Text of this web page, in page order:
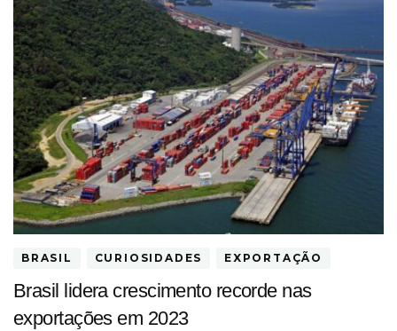
BRASIL CURIOSIDADES EXPORTAÇÃO
Brasil lidera crescimento recorde nas
exportações em 2023